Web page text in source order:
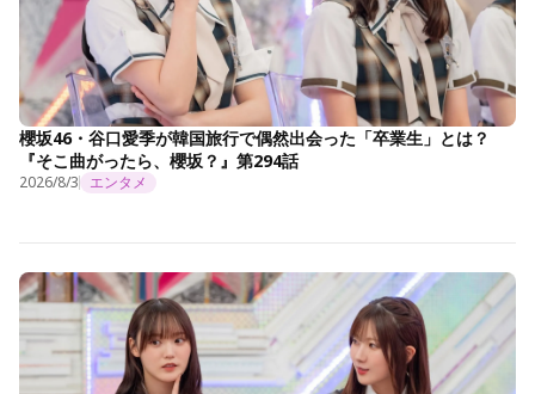
櫻坂46・谷口愛季が韓国旅行で偶然出会った「卒業生」とは？
『そこ曲がったら、櫻坂？』第294話
2026/8/3 エンタメ